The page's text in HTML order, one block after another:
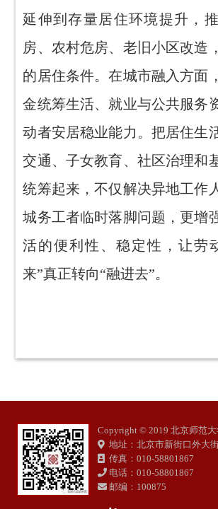
延伸到存量居住环境提升，
房、农村危房、老旧小区改造
的居住条件。在城市融入方面
金统筹生活、就业与公共服务
动者安居稳业能力。把居住生
交通、子女教育、社区治理和
统筹起来，不仅解决异地工作
城务工者临时落脚问题，更增
活的便利性、稳定性，让劳
来”真正转向“融进去”。
Copyright © 2019 北京师范
地址：北京市新街口外大
传真：010-58801867
电话：010-58801867
邮编：100875